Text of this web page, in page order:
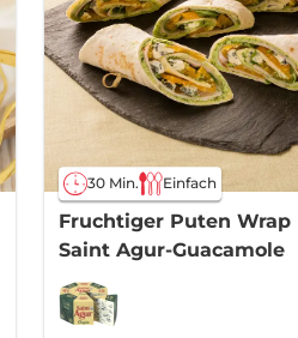
30 Min. Einfach
Fruchtiger Puten
Saint Agur-Guacamole